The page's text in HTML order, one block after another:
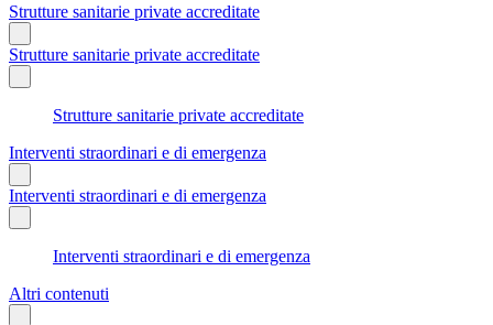
Strutture sanitarie private accreditate
Strutture sanitarie private accreditate
Strutture sanitarie private accreditate
Interventi straordinari e di emergenza
Interventi straordinari e di emergenza
Interventi straordinari e di emergenza
Altri contenuti